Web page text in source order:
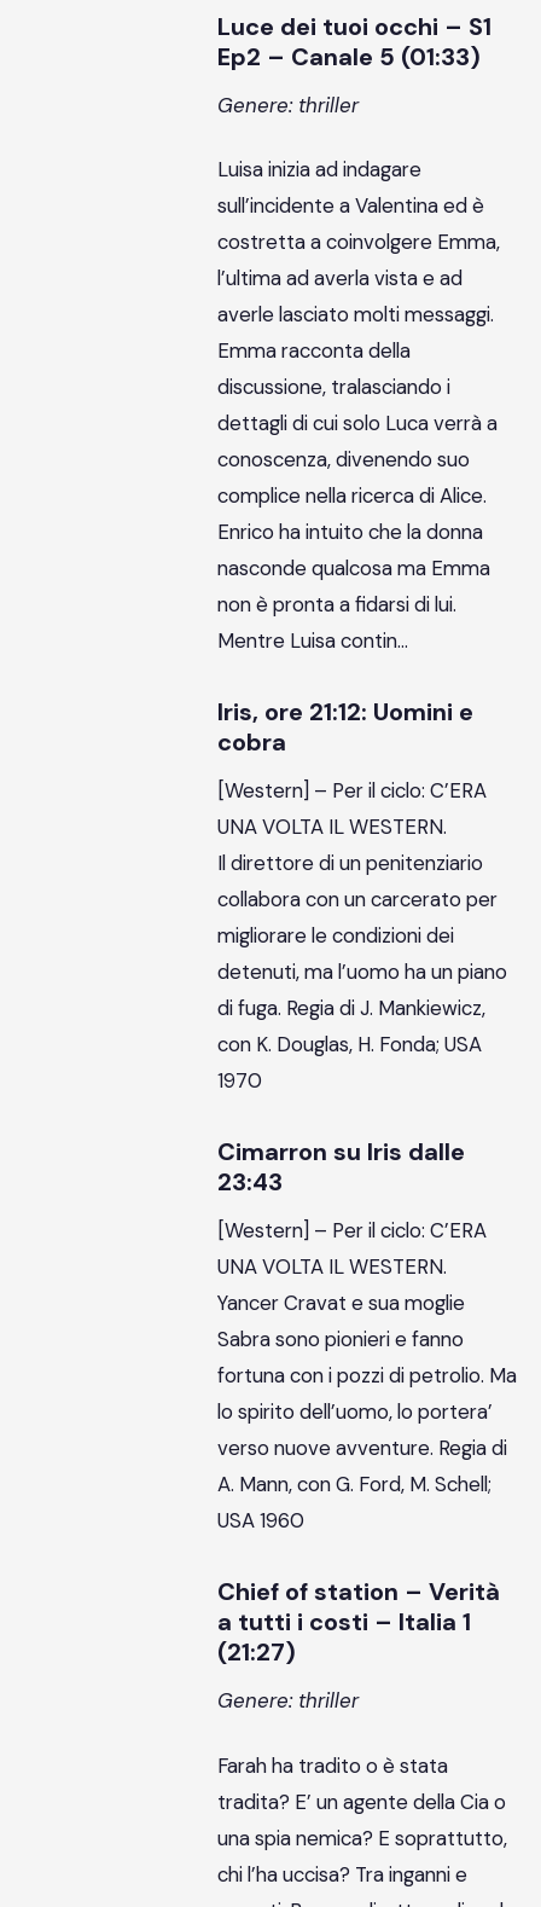
Luce dei tuoi occhi – S1
Ep2 – Canale 5 (01:33)
Genere: thriller
Luisa inizia ad indagare
sull’incidente a Valentina ed è
costretta a coinvolgere Emma,
l’ultima ad averla vista e ad
averle lasciato molti messaggi.
Emma racconta della
discussione, tralasciando i
dettagli di cui solo Luca verrà a
conoscenza, divenendo suo
complice nella ricerca di Alice.
Enrico ha intuito che la donna
nasconde qualcosa ma Emma
non è pronta a fidarsi di lui.
Mentre Luisa contin…
Iris, ore 21:12: Uomini e
cobra
[Western] – Per il ciclo: C’ERA
UNA VOLTA IL WESTERN.
Il direttore di un penitenziario
collabora con un carcerato per
migliorare le condizioni dei
detenuti, ma l’uomo ha un piano
di fuga. Regia di J. Mankiewicz,
con K. Douglas, H. Fonda; USA
1970
Cimarron su Iris dalle
23:43
[Western] – Per il ciclo: C’ERA
UNA VOLTA IL WESTERN.
Yancer Cravat e sua moglie
Sabra sono pionieri e fanno
fortuna con i pozzi di petrolio. Ma
lo spirito dell’uomo, lo portera’
verso nuove avventure. Regia di
A. Mann, con G. Ford, M. Schell;
USA 1960
Chief of station – Verità
a tutti i costi – Italia 1
(21:27)
Genere: thriller
Farah ha tradito o è stata
tradita? E’ un agente della Cia o
una spia nemica? E soprattutto,
chi l’ha uccisa? Tra inganni e